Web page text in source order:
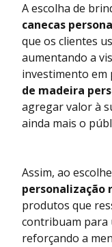
A escolha de
canecas
que os clientes
aumentando a
investimento em
de madeira
agregar valor à
ainda mais o
Assim, ao
personalização
produtos que
contribuam para
reforçando a